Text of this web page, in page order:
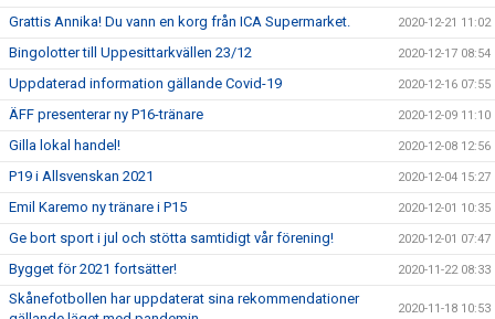
Grattis Annika! Du vann en korg från ICA Supermarket. 2020-12-21 11:02
Bingolotter till Uppesittarkvällen 23/12 2020-12-17 08:54
Uppdaterad information gällande Covid-19 2020-12-16 07:55
ÄFF presenterar ny P16-tränare 2020-12-09 11:10
Gilla lokal handel! 2020-12-08 12:56
P19 i Allsvenskan 2021 2020-12-04 15:27
Emil Karemo ny tränare i P15 2020-12-01 10:35
Ge bort sport i jul och stötta samtidigt vår förening! 2020-12-01 07:47
Bygget för 2021 fortsätter! 2020-11-22 08:33
Skånefotbollen har uppdaterat sina rekommendationer
2020-11-18 10:53